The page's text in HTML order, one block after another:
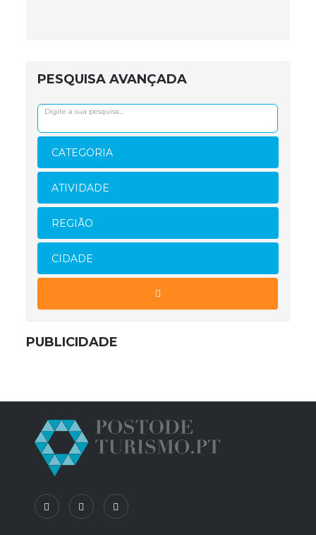
PESQUISA AVANÇADA
CATEGORIA
ATIVIDADE
REGIÃO
CIDADE
PUBLICIDADE